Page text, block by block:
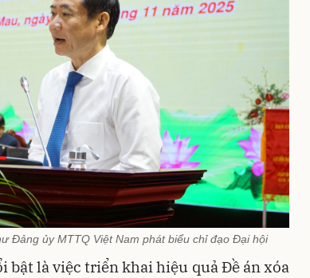
Đảng ủy MTTQ Việt Nam phát biểu chỉ đạo Đại hội
bật là việc triển khai hiệu quả Đề án xóa